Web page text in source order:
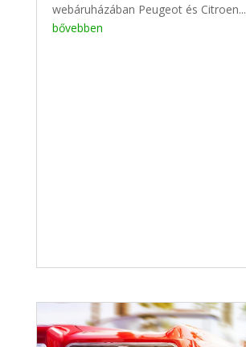
webáruházában Peugeot és Citroen...
bővebben